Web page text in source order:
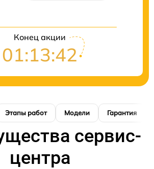
Конец акции
01:13:41
Этапы работ Модели Гарантия
сервис-
центра